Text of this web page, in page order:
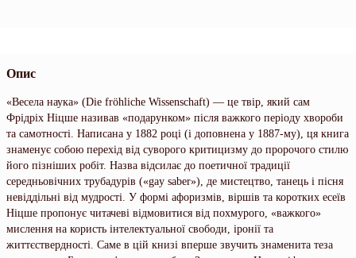
Опис
«Весела наука» (Die fröhliche Wissenschaft) — це твір, який сам
Фрідріх Ніцше називав «подарунком» після важкого періоду хвороби
та самотності. Написана у 1882 році (і доповнена у 1887-му), ця книга
знаменує собою перехід від суворого критицизму до пророчого стилю
його пізніших робіт. Назва відсилає до поетичної традиції
середньовічних трубадурів («gay saber»), де мистецтво, танець і пісня
невіддільні від мудрості. У формі афоризмів, віршів та коротких есеїв
Ніцше пропонує читачеві відмовитися від похмурого, «важкого»
мислення на користь інтелектуальної свободи, іронії та
життєствердності. Саме в цій книзі вперше звучить знаменита теза